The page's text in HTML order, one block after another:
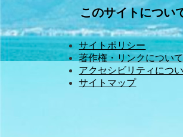
このサイトについ
サイトポリシー
著作権・リンクについ
アクセシビリティにつ
サイトマップ